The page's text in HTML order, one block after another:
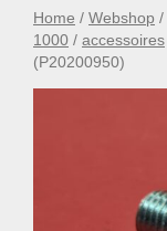
Home / Webshop /
1000 / accessoires
(P20200950)